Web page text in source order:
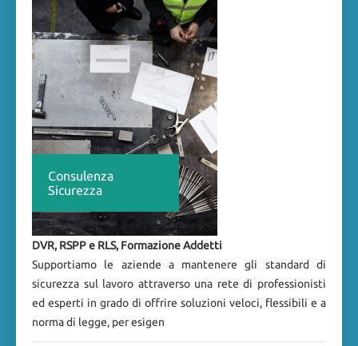
Consulenza
Sicurezza
DVR, RSPP e RLS, Formazione Addetti
Supportiamo le aziende a mantenere gli standard di
sicurezza sul lavoro attraverso una rete di professionisti
ed esperti in grado di offrire soluzioni veloci, flessibili e a
norma di legge, per esigen